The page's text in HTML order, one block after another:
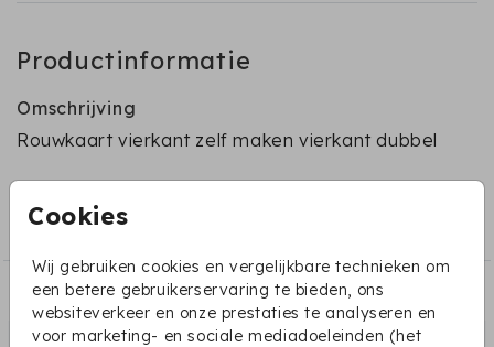
Cookies
Wij gebruiken cookies en vergelijkbare technieken om
een betere gebruikerservaring te bieden, ons
websiteverkeer en onze prestaties te analyseren en
voor marketing- en sociale mediadoeleinden (het
Productinformatie
Omschrijving
Rouwkaart vierkant zelf maken vierkant dubbel
Rouwkaart
Dit vind je misschien ook leuk: